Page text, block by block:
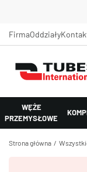
FirmaOddziały
WĘŻE
PRZEMYSŁOWE
Strona główna